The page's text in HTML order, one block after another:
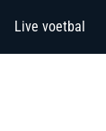
Live voetbal